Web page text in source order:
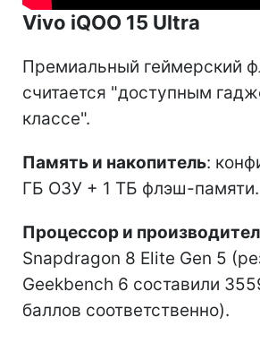
Vivo iQOO 15 Ultra
Премиальный геймерский
считается "доступным
классе".
Память и накопитель:
ГБ ОЗУ + 1 ТБ флэш-памяти.
Процессор и
Snapdragon 8 Elite Gen 5
Geekbench 6 составили
баллов соответственно).